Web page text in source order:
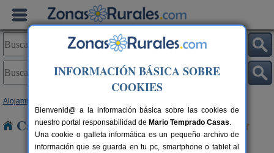
Alojamientos
Casas Rurales cerca de Urbina
INFORMACIÓN BÁSICA SOBRE
COOKIES
Bienvenid@ a la información básica sobre las cookies de
nuestro portal responsabilidad de Mario Temprado Casas.
Una cookie o galleta informática es un pequeño archivo de
información que se guarda en tu pc, smartphone o tablet al